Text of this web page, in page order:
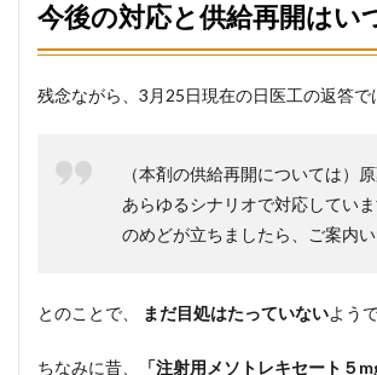
今後の対応と供給再開はい
残念ながら、3月25日現在の日医工の返答で
（本剤の供給再開については）
あらゆるシナリオで対応してい
のめどが⽴ちましたら、ご案内い
とのことで、 まだ目処はたっていないよう
ちなみに昔、 「注射用メソトレキセート５